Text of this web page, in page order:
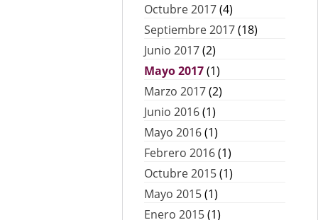
Octubre 2017(4)
Septiembre 2017(18)
Junio 2017(2)
Mayo 2017(1)
Marzo 2017(2)
Junio 2016(1)
Mayo 2016(1)
Febrero 2016(1)
Octubre 2015(1)
Mayo 2015(1)
Enero 2015(1)